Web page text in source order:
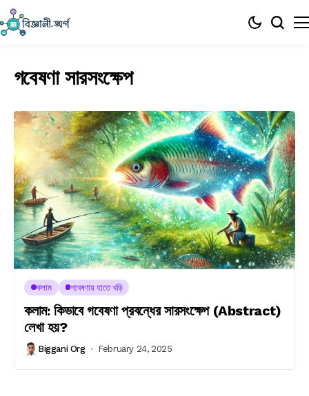
গবেষণা সারসংক্ষেপ
কলাম গবেষণায় হাতে খড়ি
কলাম: কিভাবে গবেষণা প্রবন্ধের সারসংক্ষেপ (Abstract)
লেখা হয়?
Biggani Org February 24, 2025